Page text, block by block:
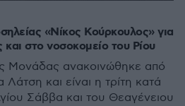
«Νίκος Κούρκουλος» για
και στο νοσοκομείο του Ρίου
Μονάδας ανακοινώθηκε από
και είναι η τρίτη κατά
Σάββα και του Θεαγένειου